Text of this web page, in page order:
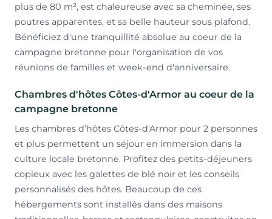
plus de 80 m², est chaleureuse avec sa cheminée, ses
poutres apparentes, et sa belle hauteur sous plafond.
Bénéficiez d'une tranquillité absolue au coeur de la
campagne bretonne pour l'organisation de vos
réunions de familles et week-end d'anniversaire.
Chambres d'hôtes Côtes-d'Armor au coeur de la
campagne bretonne
Les chambres d’hôtes Côtes-d'Armor pour 2 personnes
et plus permettent un séjour en immersion dans la
culture locale bretonne. Profitez des petits-déjeuners
copieux avec les galettes de blé noir et les conseils
personnalisés des hôtes. Beaucoup de ces
hébergements sont installés dans des maisons